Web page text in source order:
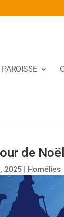
PAROISSE
de
2025 | Homélies